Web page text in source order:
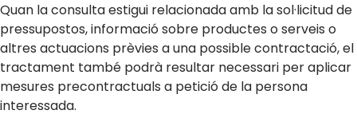
Quan la consulta estigui relacionada amb la sol·licitud de
pressupostos, informació sobre productes o serveis o
altres actuacions prèvies a una possible contractació, el
tractament també podrà resultar necessari per aplicar
mesures precontractuals a petició de la persona
interessada.